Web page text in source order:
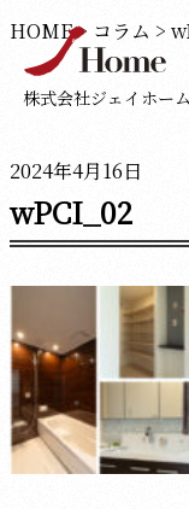
株式会社ジェイホーム
HOME> コラム >
2024年4月16日
wPCI_02